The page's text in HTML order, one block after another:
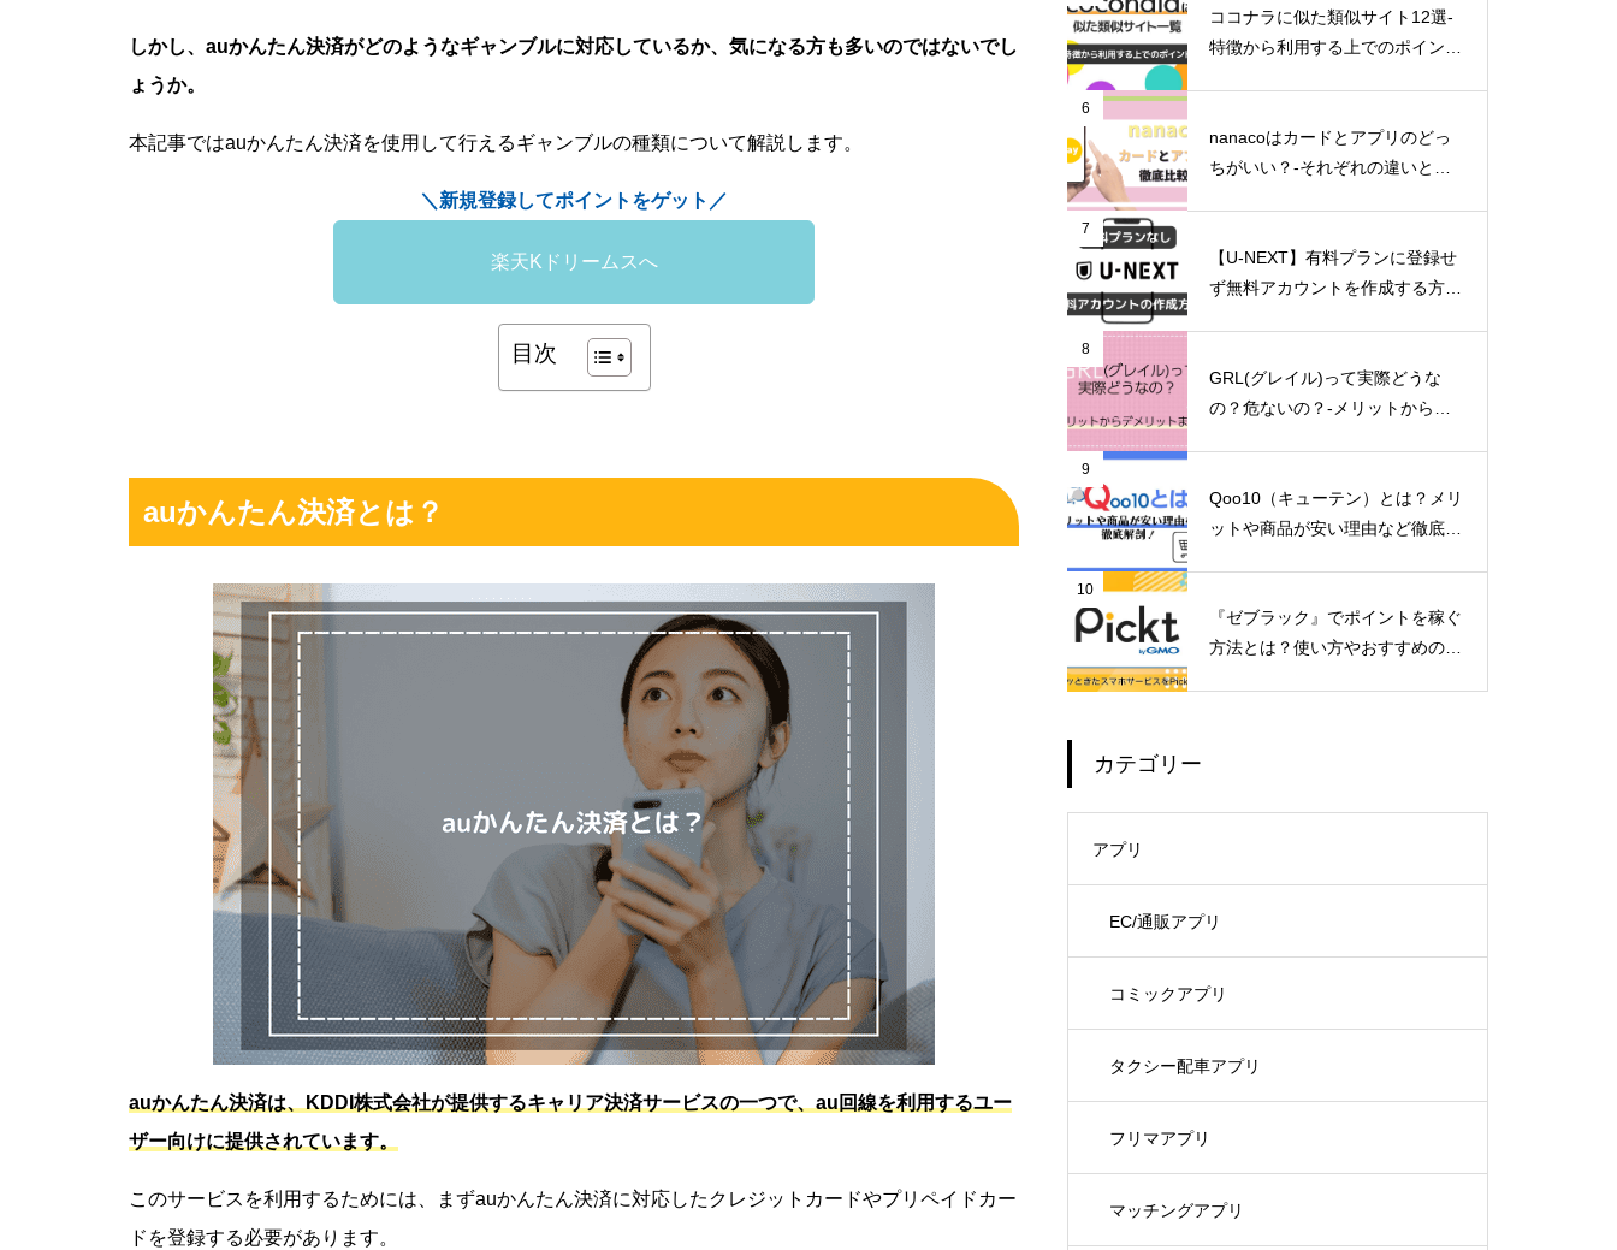
しかし、auかんたん決済がどのようなギャンブルに対応しているか、気になる方も多いのではないでし
ょうか。
本記事ではauかんたん決済を使用して行えるギャンブルの種類について解説します。
＼新規登録してポイントをゲット／
楽天Kドリームスへ
目次
auかんたん決済とは？
auかんたん決済は、KDDI株式会社が提供するキャリア決済サービスの一つで、au回線を利用するユー
ザー向けに提供されています。
このサービスを利用するためには、まずauかんたん決済に対応したクレジットカードやプリペイドカー
ドを登録する必要があります。
ココナラに似た類似サイト12選-
特徴から利用する上でのポイン
6
nanacoはカードとアプリのどっ
ちがいい？-それぞれの違いとメ
7
【U-NEXT】有料プランに登録せ
ず無料アカウントを作成する方法
8
GRL(グレイル)って実際どうな
の？危ないの？-メリットからデ
9
Qoo10（キューテン）とは？メリ
ットや商品が安い理由など徹底解
10
『ゼブラック』でポイントを稼ぐ
方法とは？使い方やおすすめのマ
カテゴリー
アプリ
EC/通販アプリ
コミックアプリ
タクシー配車アプリ
フリマアプリ
マッチングアプリ